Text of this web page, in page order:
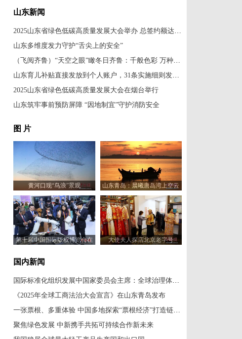
山东新闻
2025山东省绿色低碳高质量发展大会举办 总签约额达570亿元
山东多维度发力守护“舌尖上的安全”
（飞阅齐鲁）“天空之眼”瞰冬日齐鲁：千般色彩 万种风情
山东育儿补贴直接发放到个人账户，31条实施细则发布！
2025山东省绿色低碳高质量发展大会在烟台举行
山东筑牢事前预防屏障 “因地制宜”守护消防安全
图 片
黄河口现“鸟浪”景观
山东青岛：晨曦唐岛湾上空云
霞变幻 宛如油画
第十届中国国际版权博览会在
大使夫人探店北京老字号
国内新闻
国际标准化组织发展中国家委员会主席：全球治理体系改革应共建共享
《2025年全球工商法治大会宣言》在山东青岛发布
一张票根、多重体验 中国多地探索“票根经济”打造链式消费新场景
聚焦绿色发展 中新携手共拓可持续合作新未来